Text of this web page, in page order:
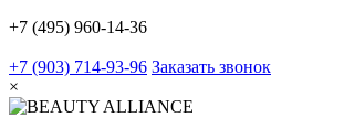
+7 (495) 960-14-36
+7 (903) 714-93-96 Заказать звонок
×